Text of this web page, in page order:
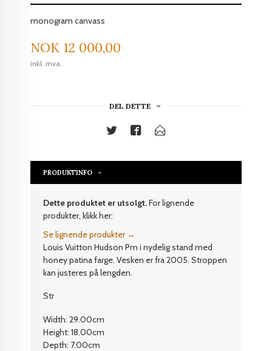
monogram canvass
Pris
NOK 12 000,00
inkl. mva.
DEL DETTE
PRODUKTINFO
Dette produktet er utsolgt.For lignende
produkter, klikk her:
Se lignende produkter →
Louis Vuitton Hudson Pm i nydelig stand med
honey patina farge. Vesken er fra 2005. Stroppen
kan justeres på lengden.
Str
Width: 29.00cm
Height: 18.00cm
Depth: 7.00cm